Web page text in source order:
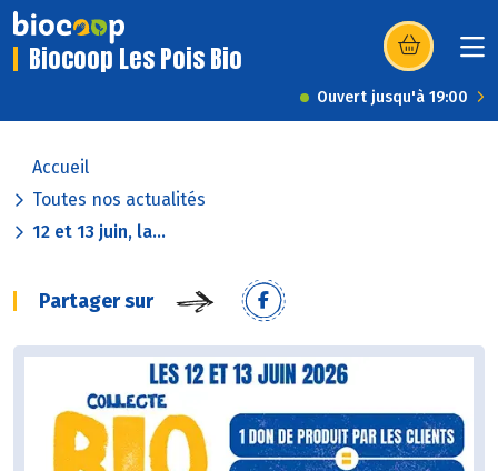
Biocoop Les Pois Bio (s’ouvre dans
Ouvert jusqu'à 19:00
Accueil
Toutes nos actualités
12 et 13 juin, la...
Partager sur